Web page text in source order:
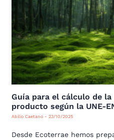
Guía para el cálculo de
producto según la UNE-
Abilio Caetano 23/10/2025
Desde Ecoterrae hemos